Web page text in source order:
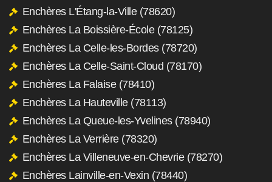
Enchères L'Étang-la-Ville (78620)
Enchères La Boissière-École (78125)
Enchères La Celle-les-Bordes (78720)
Enchères La Celle-Saint-Cloud (78170)
Enchères La Falaise (78410)
Enchères La Hauteville (78113)
Enchères La Queue-les-Yvelines (78940)
Enchères La Verrière (78320)
Enchères La Villeneuve-en-Chevrie (78270)
Enchères Lainville-en-Vexin (78440)